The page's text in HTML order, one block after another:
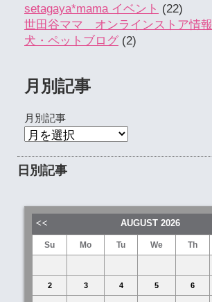
setagaya*mama イベント (22)
世田谷ママ オンラインストア情報
犬・ペットブログ (2)
月別記事
月別記事
日別記事
AUGUST 2026
Su Mo Tu We Th
2 3 4 5 6